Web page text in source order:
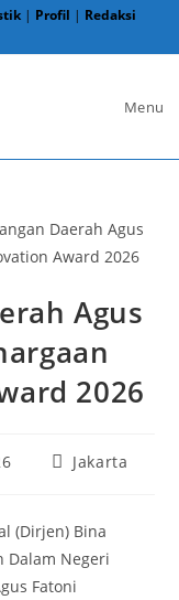
| Profil | Redaksi
Menu
Agus
2026
PostJakarta
(Dirjen) Bina
Dalam Negeri
Fatoni